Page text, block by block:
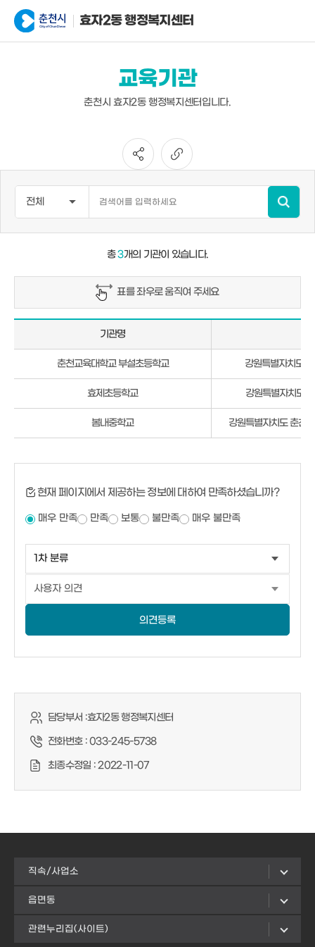
효자2동 행정복지센터
교육기관
춘천시 효자2동 행정복지센터입니다.
총3개의 기관이 있습니다.
표를 좌우로 움직여 주세요
춘
시
효
자
2
교
기
현
기관명
춘천교육대학교 부설초등학교 강원특별자치도
효제초등학교 강원특별자치도
봄내중학교 강원특별자치도 춘천
현재 페이지에서 제공하는 정보에 대하여 만족하셨습니까?
매우 만족 만족 보통 불만족 매우 불만족
의견등록
담당부서 :효자2동 행정복지센터
전화번호 :033-245-5738
최종수정일 :2022-11-07
직속/사업소
읍면동
관련누리집(사이트)